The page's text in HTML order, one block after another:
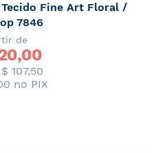
Fine Art Floral /
7846
de
107,50
no PIX